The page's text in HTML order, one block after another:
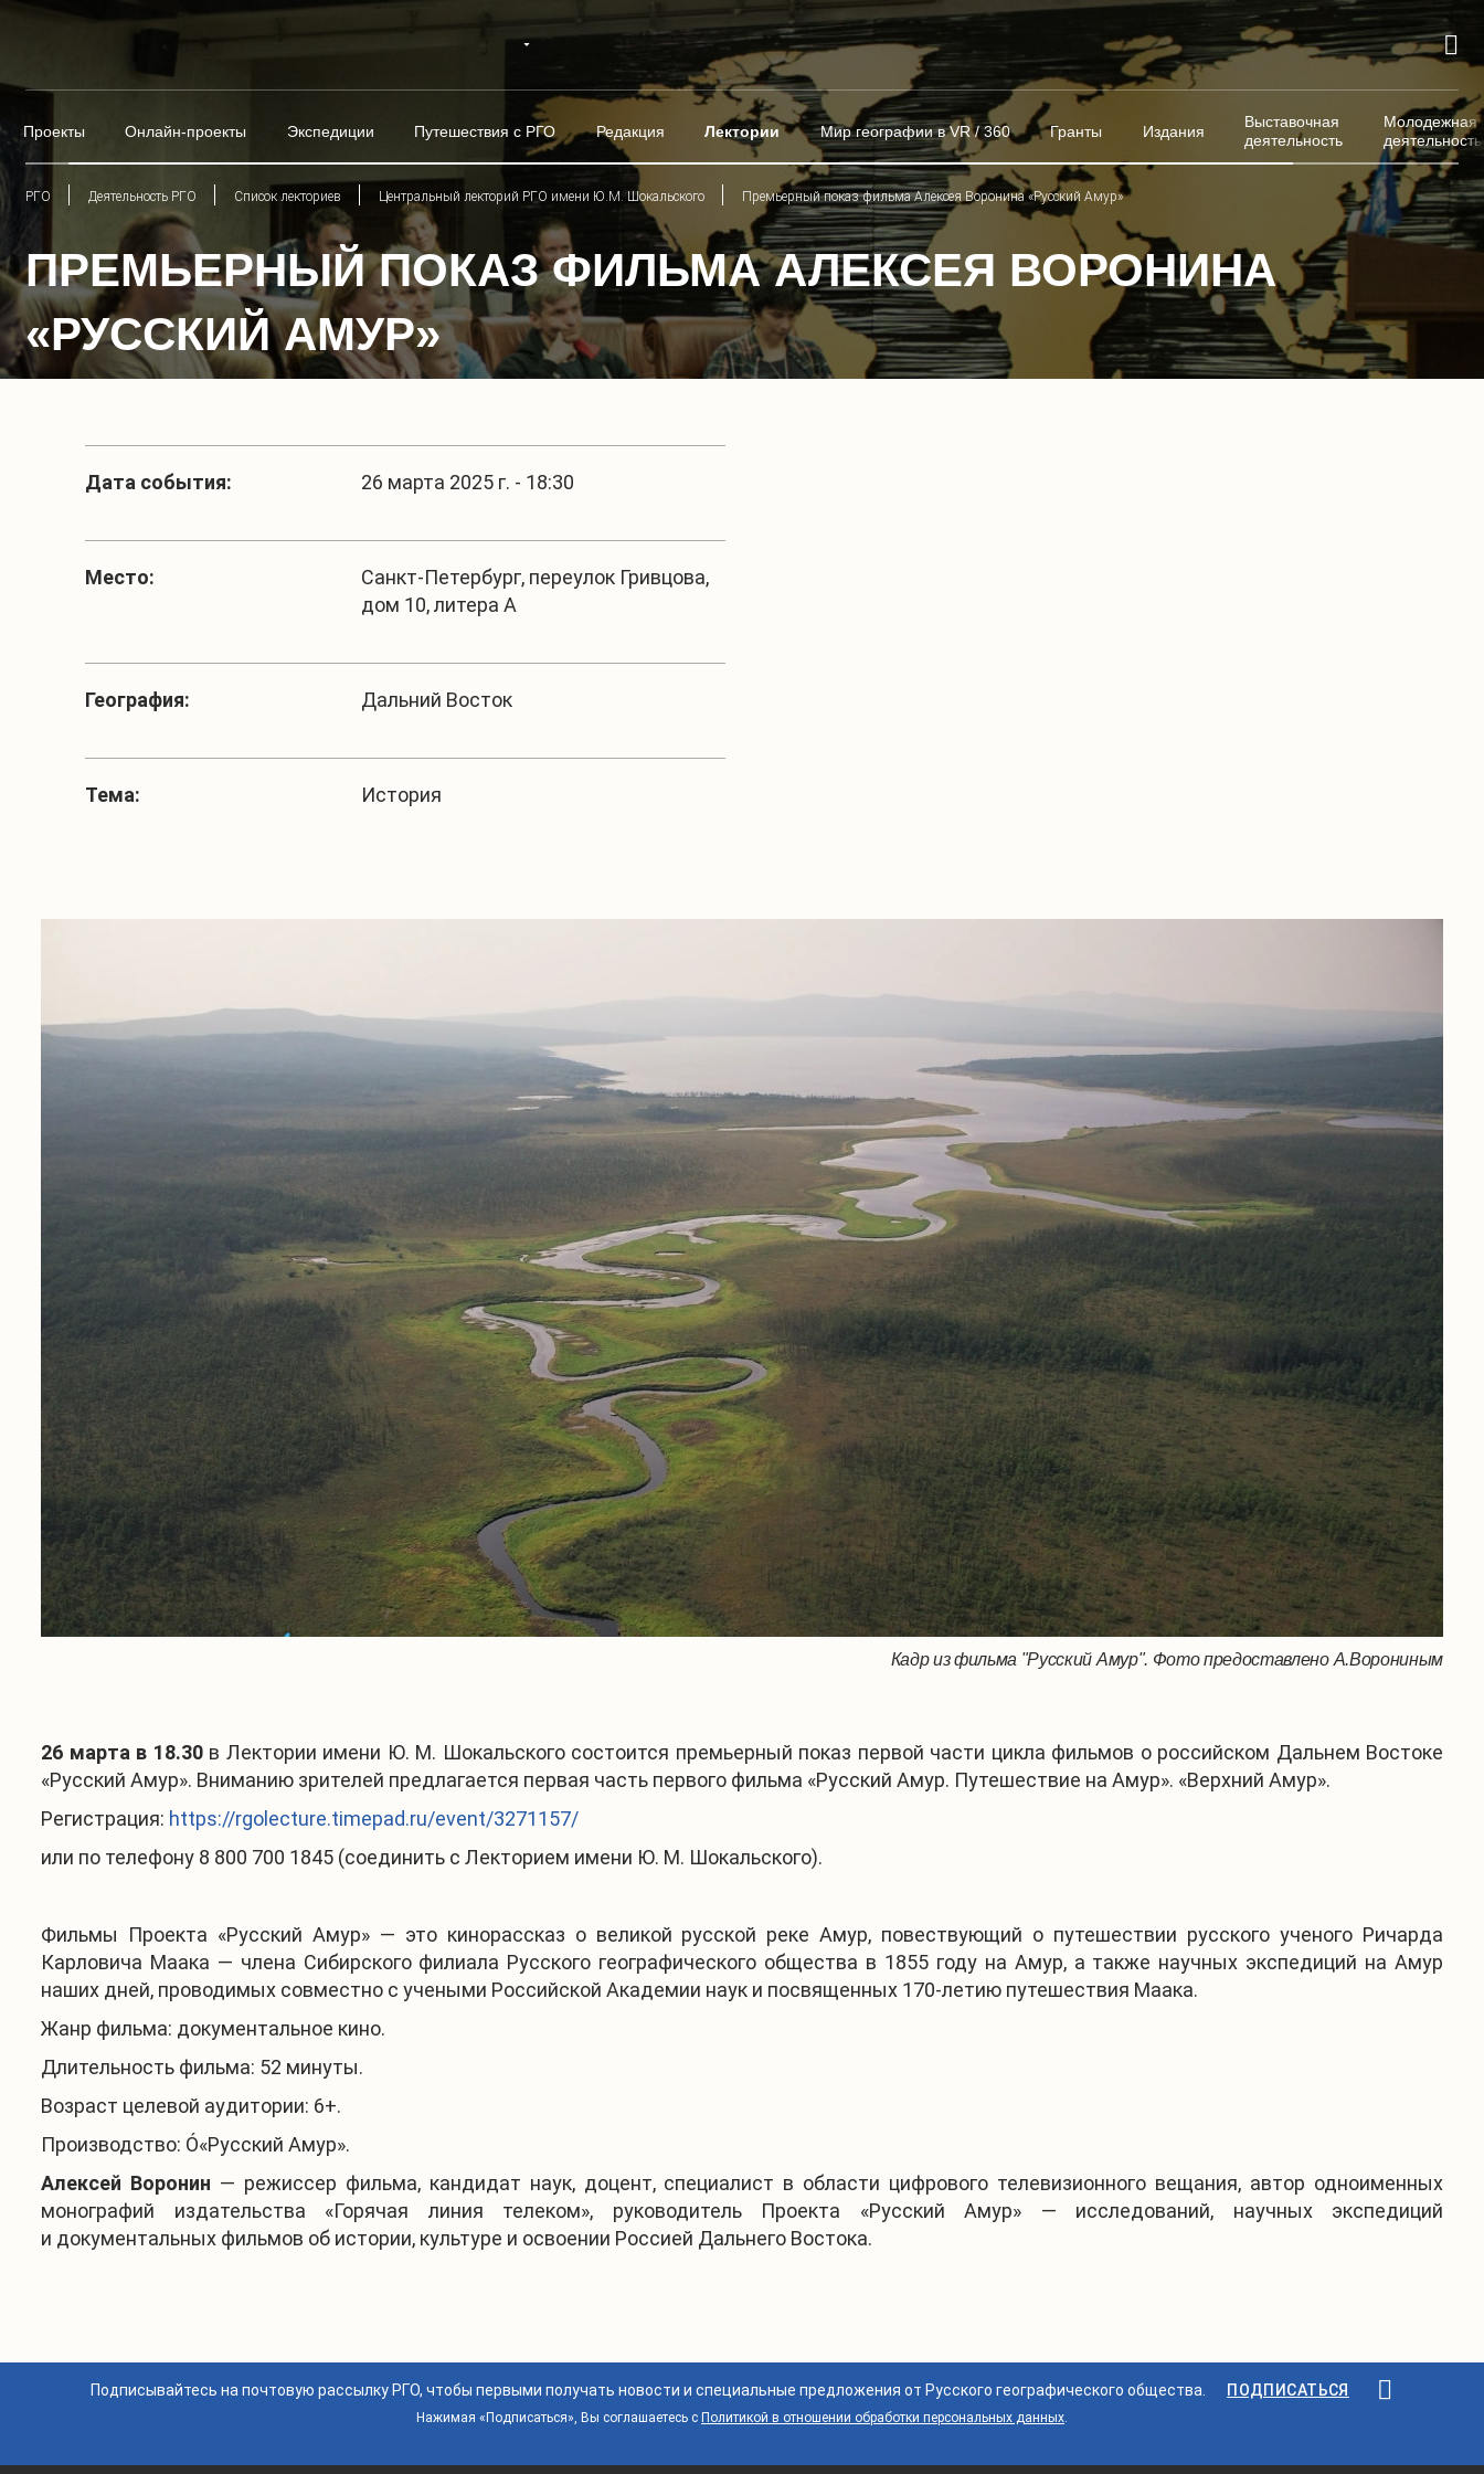
Проекты Онлайн-проекты Экспедиции Путешествия с РГО Редакция Лектории Мир географии в VR / 360 Гранты Издания
Выставочная
деятельность
Молодежная
деятельность
РГО Деятельность РГО Список лекториев Центральный лекторий РГО имени Ю.М. Шокальского Премьерный показ фильма Алексея Воронина «Русский Амур»
ПРЕМЬЕРНЫЙ ПОКАЗ ФИЛЬМА АЛЕКСЕЯ ВОРОНИНА
«РУССКИЙ АМУР»
Дата события: 26 марта 2025 г. - 18:30
Место:
Санкт-Петербург, переулок Гривцова,
дом 10, литера А
География: Дальний Восток
Тема: История
Кадр из фильма "Русский Амур". Фото предоставлено А.Ворониным
26 марта в 18.30 в Лектории имени Ю. М. Шокальского состоится премьерный показ первой части цикла фильмов о российском Дальнем Востоке
«Русский Амур». Вниманию зрителей предлагается первая часть первого фильма «Русский Амур. Путешествие на Амур». «Верхний Амур».
Регистрация: https://rgolecture.timepad.ru/event/3271157/
или по телефону 8 800 700 1845 (соединить с Лекторием имени Ю. М. Шокальского).
Фильмы Проекта «Русский Амур» — это кинорассказ о великой русской реке Амур, повествующий о путешествии русского ученого Ричарда
Карловича Маака — члена Сибирского филиала Русского географического общества в 1855 году на Амур, а также научных экспедиций на Амур
наших дней, проводимых совместно с учеными Российской Академии наук и посвященных 170-летию путешествия Маака.
Жанр фильма: документальное кино.
Длительность фильма: 52 минуты.
Возраст целевой аудитории: 6+.
Производство: Ó«Русский Амур».
Алексей Воронин — режиссер фильма, кандидат наук, доцент, специалист в области цифрового телевизионного вещания, автор одноименных
монографий издательства «Горячая линия телеком», руководитель Проекта «Русский Амур» — исследований, научных экспедиций
и документальных фильмов об истории, культуре и освоении Россией Дальнего Востока.
Подписывайтесь на почтовую рассылку РГО, чтобы первыми получать новости и специальные предложения от Русского географического общества. ПОДПИСАТЬСЯ
Нажимая «Подписаться», Вы соглашаетесь с Политикой в отношении обработки персональных данных.